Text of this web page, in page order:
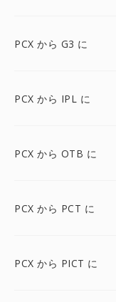
PCX から G3 に
PCX から IPL に
PCX から OTB に
PCX から PCT に
PCX から PICT に